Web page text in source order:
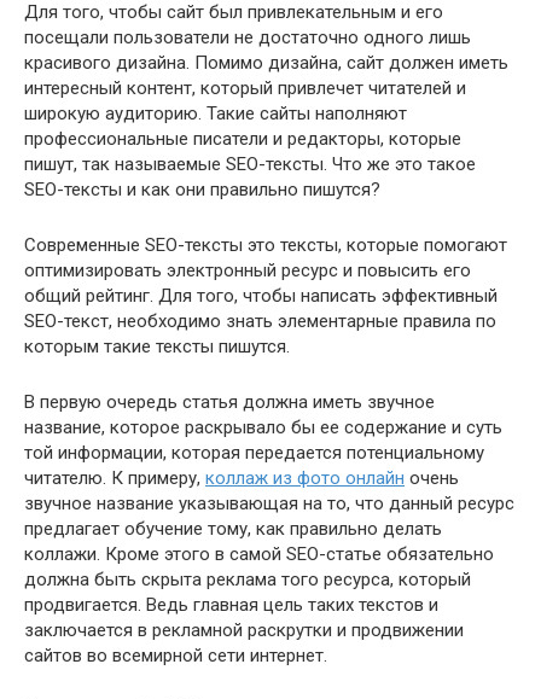
Для того, чтобы сайт был привлекательным и его
посещали пользователи не достаточно одного лишь
красивого дизайна. Помимо дизайна, сайт должен иметь
интересный контент, который привлечет читателей и
широкую аудиторию. Такие сайты наполняют
профессиональные писатели и редакторы, которые
пишут, так называемые SEO-тексты. Что же это такое
SEO-тексты и как они правильно пишутся?
Современные SEO-тексты это тексты, которые помогают
оптимизировать электронный ресурс и повысить его
общий рейтинг. Для того, чтобы написать эффективный
SEO-текст, необходимо знать элементарные правила по
которым такие тексты пишутся.
В первую очередь статья должна иметь звучное
название, которое раскрывало бы ее содержание и суть
той информации, которая передается потенциальному
читателю. К примеру, коллаж из фото онлайн очень
звучное название указывающая на то, что данный ресурс
предлагает обучение тому, как правильно делать
коллажи. Кроме этого в самой SEO-статье обязательно
должна быть скрыта реклама того ресурса, который
продвигается. Ведь главная цель таких текстов и
заключается в рекламной раскрутки и продвижении
сайтов во всемирной сети интернет.